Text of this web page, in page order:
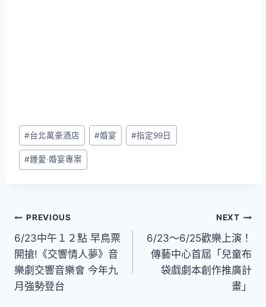
Post
Tags:
#台北萬豪酒店 #婚宴 #指定99日
#鍾愛‧婚宴專案
文
章
導
覽
PREVIOUS
6/23中午１２點 早鳥票
開搶!《交響情人夢》音
樂劇交響音樂會 今年九
月強勢登台
NEXT
6/23～6/25歡樂上演！
傳藝中心首屆「兒童布
袋戲劇本創作推廣計
畫」